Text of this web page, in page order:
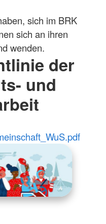
sich im BRK
sich an ihren
wenden.
der
und